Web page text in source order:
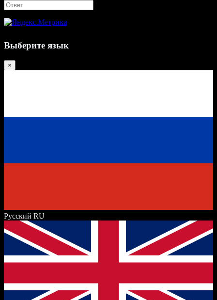
Выберите язык
×
Русский RU